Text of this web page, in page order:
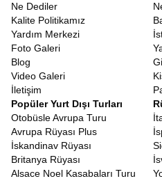
Ne Dediler
Kalite Politikamız
Yardım Merkezi
Foto Galeri
Blog
Video Galeri
İletişim
Popüler Yurt Dışı Turları
Otobüsle Avrupa Turu
Avrupa Rüyası Plus
İskandinav Rüyası
Britanya Rüyası
Alsace Noel Kasabaları Turu